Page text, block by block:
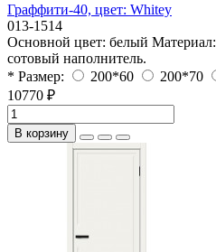
Граффити-40, цвет: Whitey
013-1514
Основной цвет: белый Материал:
сотовый наполнитель.
* Размер:
200*60 200*70
10770 ₽
В корзину